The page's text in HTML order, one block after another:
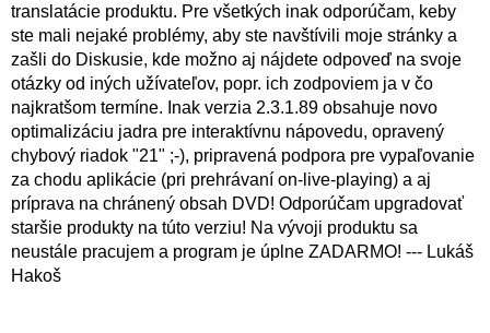
translatácie produktu. Pre všetkých inak odporúčam, keby
ste mali nejaké problémy, aby ste navštívili moje stránky a
zašli do Diskusie, kde možno aj nájdete odpoveď na svoje
otázky od iných užívateľov, popr. ich zodpoviem ja v čo
najkratšom termíne. Inak verzia 2.3.1.89 obsahuje novo
optimalizáciu jadra pre interaktívnu nápovedu, opravený
chybový riadok "21" ;-), pripravená podpora pre vypaľovanie
za chodu aplikácie (pri prehrávaní on-live-playing) a aj
príprava na chránený obsah DVD! Odporúčam upgradovať
staršie produkty na túto verziu! Na vývoji produktu sa
neustále pracujem a program je úplne ZADARMO! --- Lukáš
Hakoš